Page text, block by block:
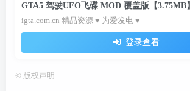
GTA5 驾驶UFO飞碟 MOD 覆盖版【3.75MB】
igta.com.cn 精品资源 ♥ 为爱发电 ♥
登录查看
© 版权声明